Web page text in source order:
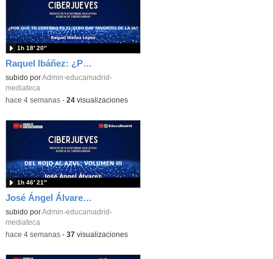
Raquel Ibáñez: ¿Por qué tu cerebro es el Zero-Day favorito de la IA
subido porAdmin-educamadrid-
mediateca
1h 18′ 20″
-hace 4 semanas- 24visualizaciones
José Ángel Álvarez: Del rojo al azul, volumen III
subido porAdmin-educamadrid-
mediateca
1h 46′ 21″
-hace 4 semanas- 37 visualizaciones